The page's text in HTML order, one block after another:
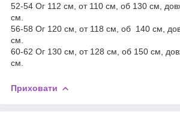
52-54 Ог 112 см, от 110 см, об 130 см,
см.
56-58 Ог 120 см, от 118 см, об 140 см,
см.
60-62 Ог 130 см, от 128 см, об 150 см,
см.
Приховати